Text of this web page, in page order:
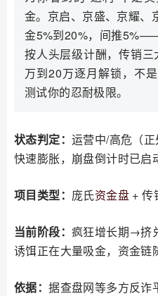
金。京启、京盛、京耀、
金5%到20%，间推
按人头层级计酬，传销
万到20万逐月解锁，不
测试你的忍耐极限。
状态判定： 运营中/高危（
快速膨胀，崩盘倒计时已启
项目类型： 庞氏资金盘 + 传
当前阶段： 疯狂增长期→挤
诱饵正在大量吸金，资金链
依据：据查盘网等多方反诈